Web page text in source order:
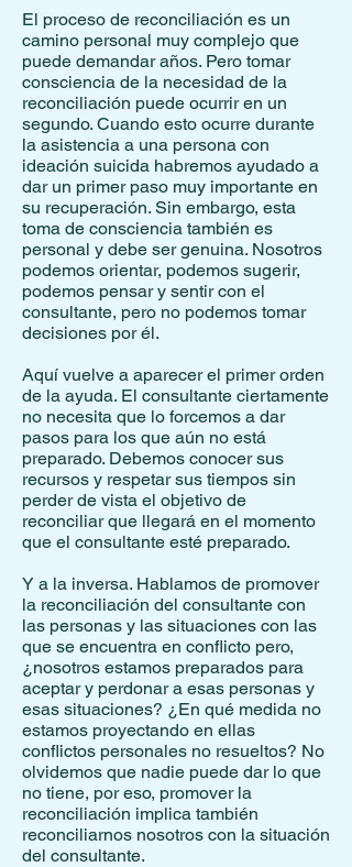
El proceso de reconciliación es un
camino personal muy complejo que
puede demandar años. Pero tomar
consciencia de la necesidad de la
reconciliación puede ocurrir en un
segundo. Cuando esto ocurre durante
la asistencia a una persona con
ideación suicida habremos ayudado a
dar un primer paso muy importante en
su recuperación. Sin embargo, esta
toma de consciencia también es
personal y debe ser genuina. Nosotros
podemos orientar, podemos sugerir,
podemos pensar y sentir con el
consultante, pero no podemos tomar
decisiones por él.
Aquí vuelve a aparecer el primer orden
de la ayuda. El consultante ciertamente
no necesita que lo forcemos a dar
pasos para los que aún no está
preparado. Debemos conocer sus
recursos y respetar sus tiempos sin
perder de vista el objetivo de
reconciliar que llegará en el momento
que el consultante esté preparado.
Y a la inversa. Hablamos de promover
la reconciliación del consultante con
las personas y las situaciones con las
que se encuentra en conflicto pero,
¿nosotros estamos preparados para
aceptar y perdonar a esas personas y
esas situaciones? ¿En qué medida no
estamos proyectando en ellas
conflictos personales no resueltos? No
olvidemos que nadie puede dar lo que
no tiene, por eso, promover la
reconciliación implica también
reconciliarnos nosotros con la situación
del consultante.